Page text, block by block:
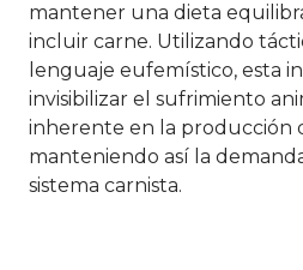
mantener una dieta
incluir carne. Utilizando
lenguaje eufemístico, esta
invisibilizar el sufrimiento
inherente en la producción
manteniendo así la
sistema carnista.